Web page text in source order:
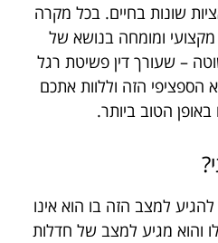
שונות בחיים. בכל מקרה
מקצועי ומומחה בנושא של
– שעורך דין פשיטת רגל
הספציפי הזה וללוות אתכם
הטוב ביותר.
למצב הזה בו הוא אינו
והוא מגיע למצב של חדלות